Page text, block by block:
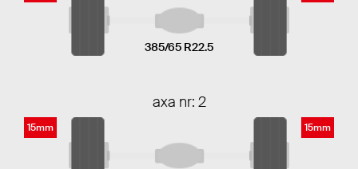
385/65 R22.5
axa nr: 2
15mm 15mm